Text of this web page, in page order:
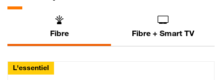
Fibre Fibre + Smart TV
L'essentiel